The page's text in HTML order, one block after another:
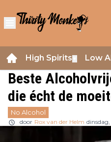
High Spirits Low
Beste
die écht de
No Alcohol
door Rox van der Helm